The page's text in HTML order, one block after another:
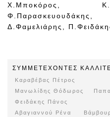
Χ.Μποκόρος,
Φ.Παρασκευουδάκης,
Δ.Φαμελιάρης,
ΣΥΜΜΕΤEΧOΝΤΕΣ
Καραβέβας Πέτρος
Μανωλίδης Θόδωρος
Φειδάκης Πάνος
Αβαγιαννού Ρένα